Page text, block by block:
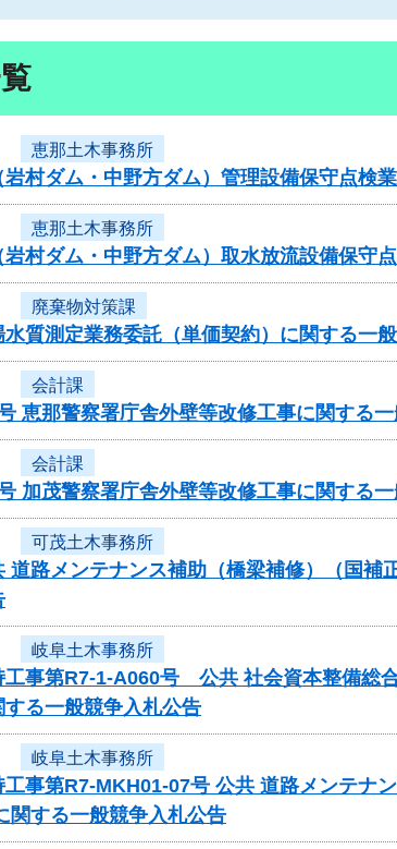
恵那土木事務所
村ダム・中野方ダム）管理設備保守点検
恵那土木事務所
村ダム・中野方ダム）取水放流設備保守
廃棄物対策課
質測定業務委託（単価契約）に関する一
会計課
恵那警察署庁舎外壁等改修工事に関する
会計課
加茂警察署庁舎外壁等改修工事に関する
可茂土木事務所
道路メンテナンス補助（橋梁補修）（国
岐阜土木事務所
工事第R7-1-A060号 公共 社会資本整備
る一般競争入札公告
岐阜土木事務所
工事第R7-MKH01-07号 公共 道路メンテナ
関する一般競争入札公告